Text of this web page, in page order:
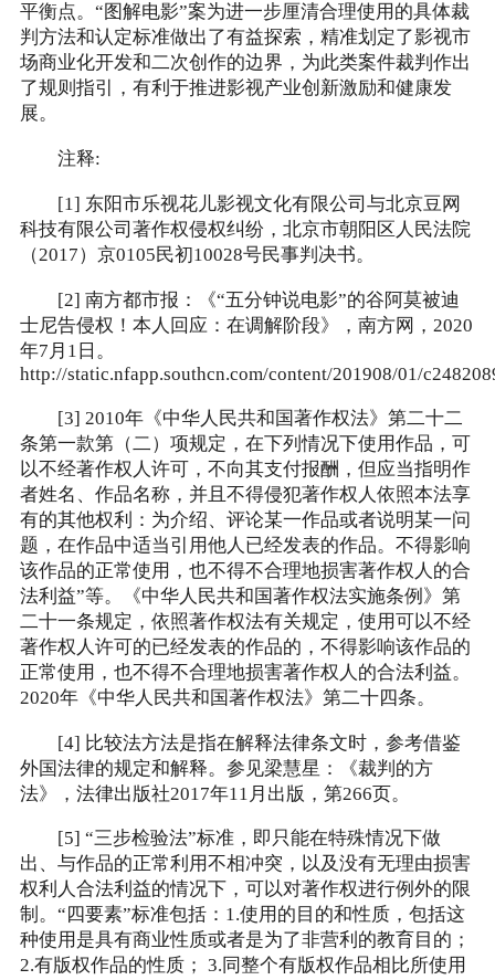
平衡点。“图解电影”案为进一步厘清合理使用的具体裁
判方法和认定标准做出了有益探索，精准划定了影视市
场商业化开发和二次创作的边界，为此类案件裁判作出
了规则指引，有利于推进影视产业创新激励和健康发
展。
注释:
[1] 东阳市乐视花儿影视文化有限公司与北京豆网
科技有限公司著作权侵权纠纷，北京市朝阳区人民法院
（2017）京0105民初10028号民事判决书。
[2] 南方都市报：《“五分钟说电影”的谷阿莫被迪
士尼告侵权！本人回应：在调解阶段》，南方网，2020
年7月1日。
http://static.nfapp.southcn.com/content/201908/01/
[3] 2010年《中华人民共和国著作权法》第二十二
条第一款第（二）项规定，在下列情况下使用作品，可
以不经著作权人许可，不向其支付报酬，但应当指明作
者姓名、作品名称，并且不得侵犯著作权人依照本法享
有的其他权利：为介绍、评论某一作品或者说明某一问
题，在作品中适当引用他人已经发表的作品。不得影响
该作品的正常使用，也不得不合理地损害著作权人的合
法利益”等。《中华人民共和国著作权法实施条例》第
二十一条规定，依照著作权法有关规定，使用可以不经
著作权人许可的已经发表的作品的，不得影响该作品的
正常使用，也不得不合理地损害著作权人的合法利益。
2020年《中华人民共和国著作权法》第二十四条。
[4] 比较法方法是指在解释法律条文时，参考借鉴
外国法律的规定和解释。参见梁慧星：《裁判的方
法》，法律出版社2017年11月出版，第266页。
[5] “三步检验法”标准，即只能在特殊情况下做
出、与作品的正常利用不相冲突，以及没有无理由损害
权利人合法利益的情况下，可以对著作权进行例外的限
制。“四要素”标准包括：1.使用的目的和性质，包括这
种使用是具有商业性质或者是为了非营利的教育目的；
2.有版权作品的性质； 3.同整个有版权作品相比所使用